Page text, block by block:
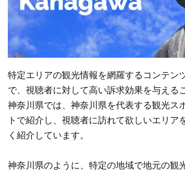
特定エリアの観光情報を網羅するコンテン
で、視聴者に対して高い訴求効果を与える
神奈川県では、神奈川県を代表する観光ス
トで紹介し、視聴者に訪れて欲しいエリア
く紹介しています。
神奈川県のように、特定の地域で地元の観